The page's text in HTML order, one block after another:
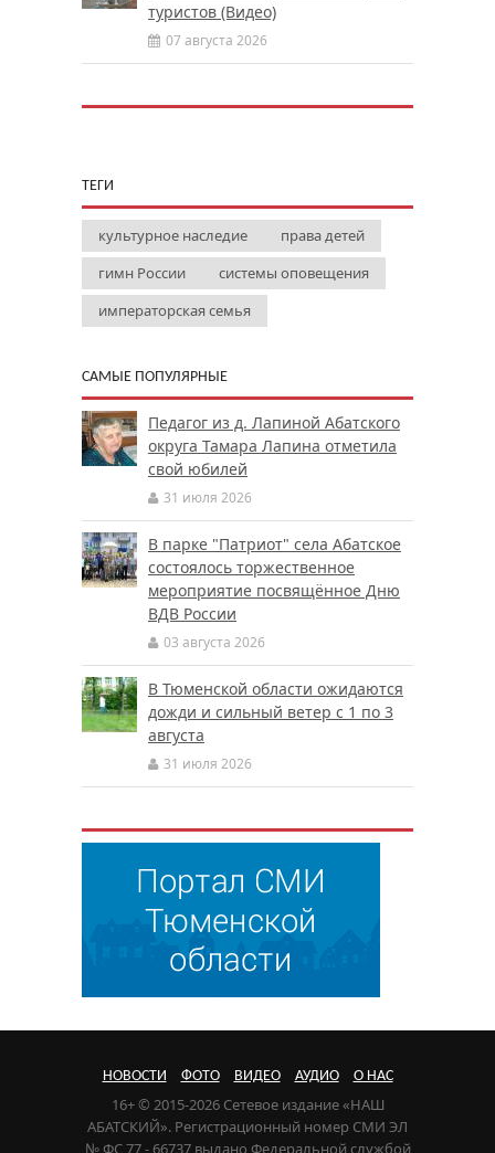
туристов (Видео)
07 августа 2026
ТЕГИ
культурное наследие
права детей
гимн России
системы оповещения
императорская семья
САМЫЕ ПОПУЛЯРНЫЕ
Педагог из д. Лапиной Абатского
округа Тамара Лапина отметила
свой юбилей
31 июля 2026
В парке "Патриот" села Абатское
состоялось торжественное
мероприятие посвящённое Дню
ВДВ России
03 августа 2026
В Тюменской области ожидаются
дожди и сильный ветер с 1 по 3
августа
31 июля 2026
НОВОСТИ ФОТО ВИДЕО АУДИО О НАС
16+ © 2015-2026 Сетевое издание «НАШ
АБАТСКИЙ». Регистрационный номер СМИ ЭЛ
№ ФС 77 - 66737 выдано Федеральной службой